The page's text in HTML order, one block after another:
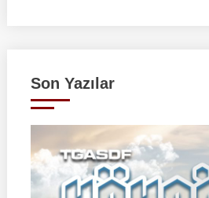
Son Yazılar